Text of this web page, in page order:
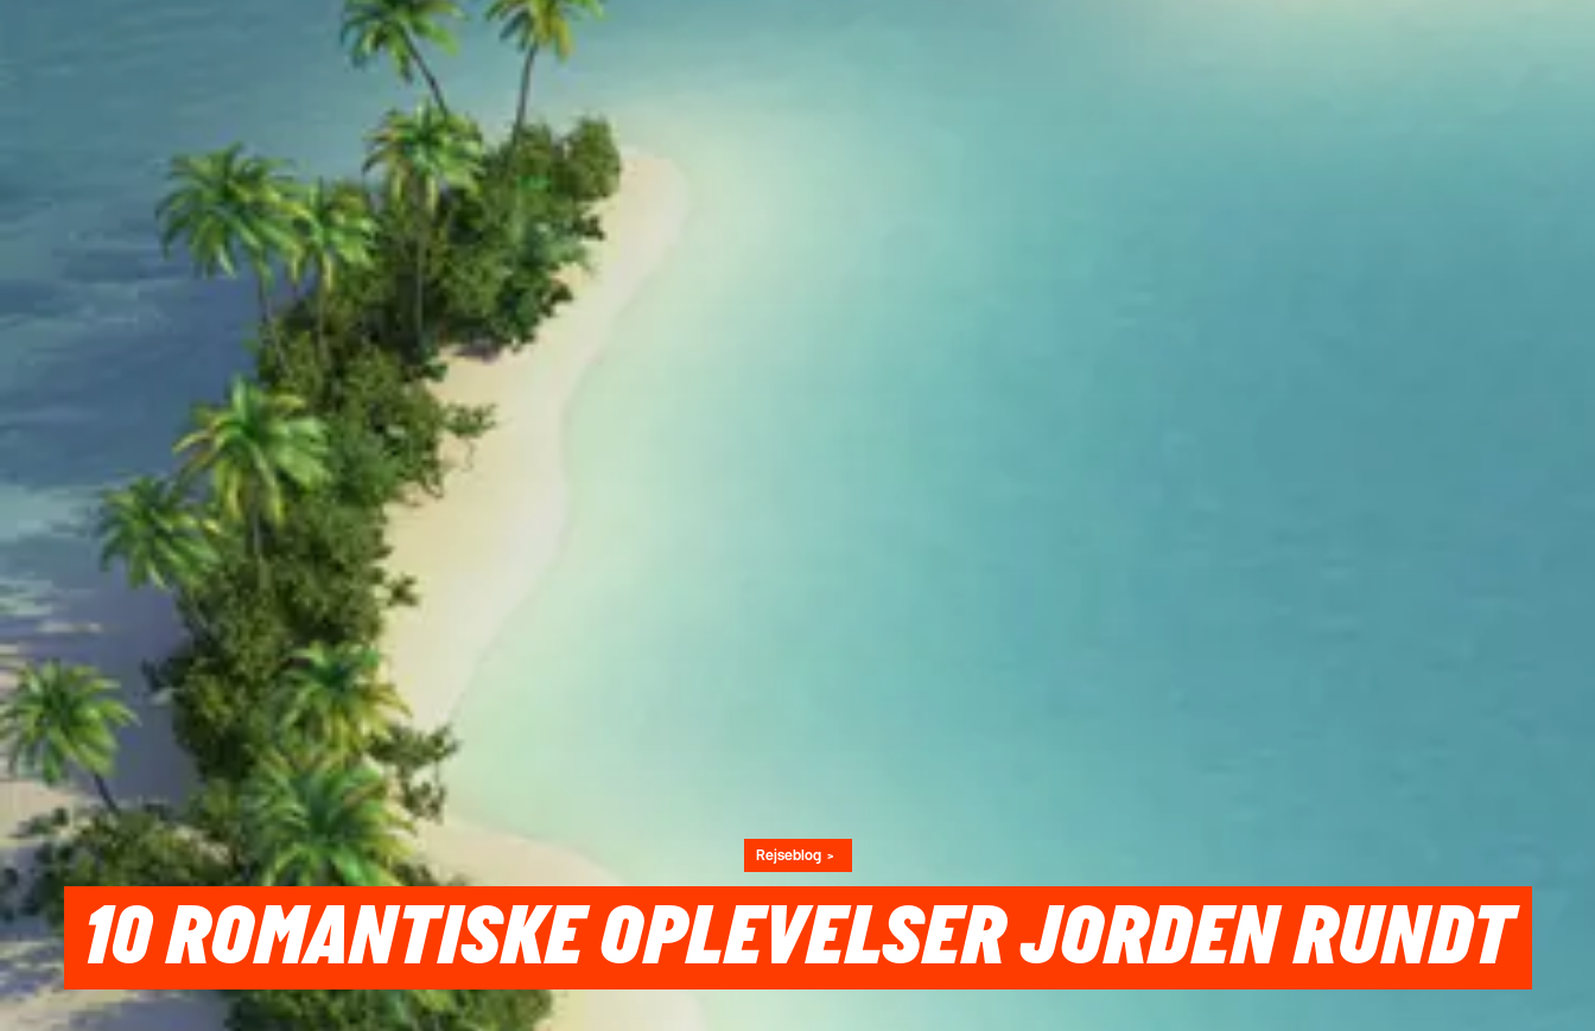
Rejseblog
10 ROMANTISKE OPLEVELSER JORDEN RUNDT